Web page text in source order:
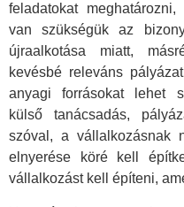
feladatokat
van szükségük az
újraalkotása miatt,
kevésbé releváns
anyagi forrásokat lehet
külső tanácsadás,
szóval, a vállalkozásnak
elnyerése köré kell
vállalkozást kell építeni,